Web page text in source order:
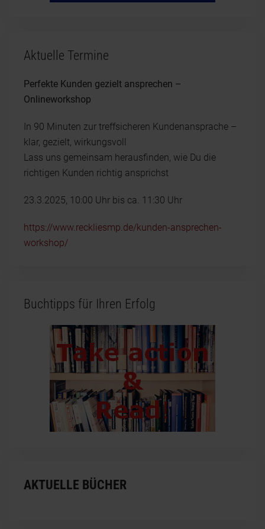
Aktuelle Termine
Perfekte Kunden gezielt ansprechen –
Onlineworkshop
In 90 Minuten zur treffsicheren Kundenansprache –
klar, gezielt, wirkungsvoll
Lass uns gemeinsam herausfinden, wie Du die
richtigen Kunden richtig ansprichst
23.3.2025, 10:00 Uhr bis ca. 11:30 Uhr
https://www.reckliesmp.de/kunden-ansprechen-
workshop/
Buchtipps für Ihren Erfolg
AKTUELLE BÜCHER